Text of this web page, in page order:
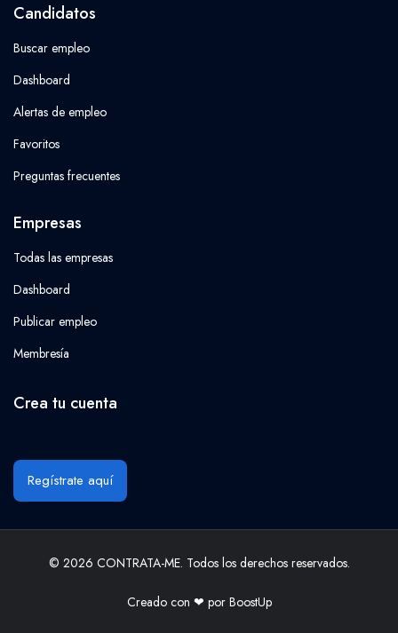
Candidatos
Buscar empleo
Dashboard
Alertas de empleo
Favoritos
Preguntas frecuentes
Empresas
Todas las empresas
Dashboard
Publicar empleo
Membresía
Crea tu cuenta
Regístrate aquí
© 2026 CONTRATA-ME. Todos los derechos reservados.
Creado con ❤ por BoostUp